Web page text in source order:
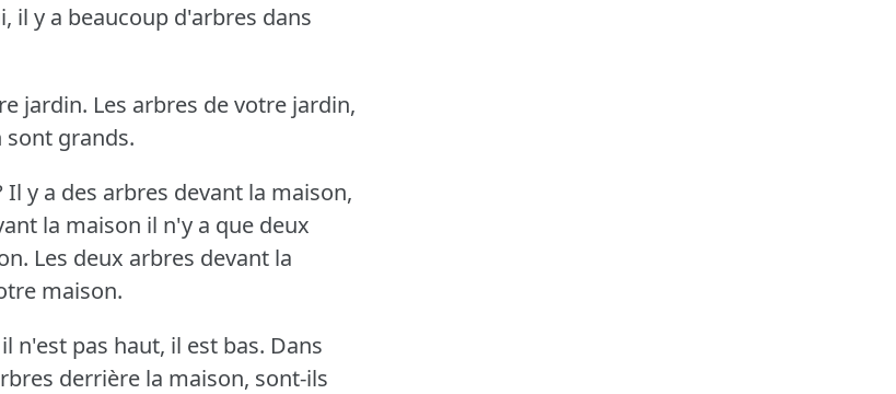
il y a beaucoup d'arbres dans
jardin. Les arbres de votre jardin,
sont grands.
Il y a des arbres devant la maison,
la maison il n'y a que deux
Les deux arbres devant la
maison.
n'est pas haut, il est bas. Dans
derrière la maison, sont-ils